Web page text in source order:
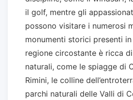
il golf, mentre gli
possono visitare i numerosi
monumenti storici presenti
regione circostante è ricca
naturali, come le spiagge di
Rimini, le colline
parchi naturali delle Valli di